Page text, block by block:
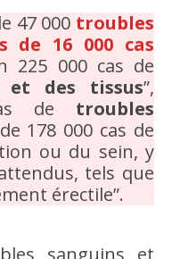
47 000 troubles
de 16 000 cas
225 000 cas de
des tissus”,
de troubles
178 000 cas de
ou du sein, y
tels que
érectile”.